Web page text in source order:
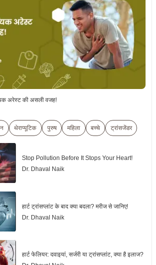
अरेस्ट की असली वजह!
थेराप्यूटिक पुरुष महिला बच्चे ट्रांसजेंडर
Stop Pollution Before It Stops Your Heart!
Dr. Dhaval Naik
हार्ट ट्रांसप्लांट के बाद क्या बदला? मरीज से जानिए!
Dr. Dhaval Naik
हार्ट फेलियर: दवाइयां, सर्जरी या ट्रांसप्लांट, क्या है इलाज?